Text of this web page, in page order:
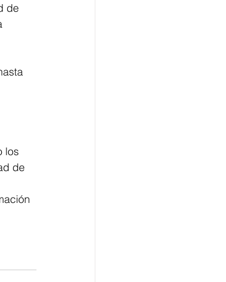
de
los
de